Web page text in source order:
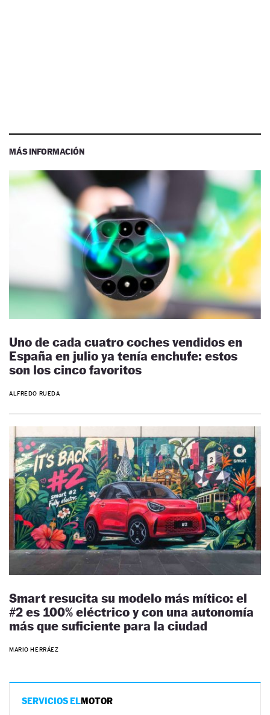
MÁS INFORMACIÓN
Uno de cada cuatro coches vendidos en
España en julio ya tenía enchufe: estos
son los cinco favoritos
ALFREDO RUEDA
Smart resucita su modelo más mítico: el
#2 es 100% eléctrico y con una autonomía
más que suficiente para la ciudad
MARIO HERRÁEZ
SERVICIOS ELMOTOR